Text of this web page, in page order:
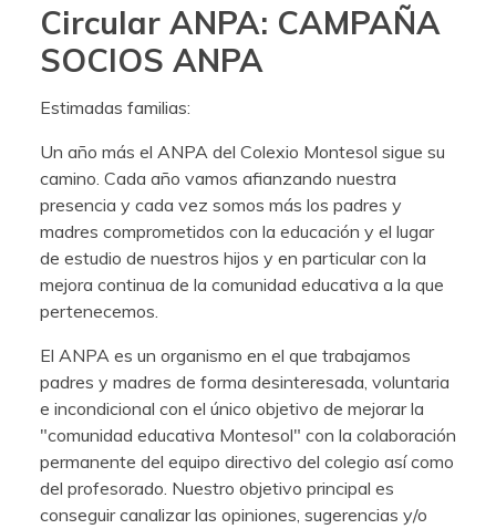
Circular ANPA: CAMPAÑA
SOCIOS ANPA
Estimadas familias:
Un año más el ANPA del Colexio Montesol sigue su
camino. Cada año vamos afianzando nuestra
presencia y cada vez somos más los padres y
madres comprometidos con la educación y el lugar
de estudio de nuestros hijos y en particular con la
mejora continua de la comunidad educativa a la que
pertenecemos.
El ANPA es un organismo en el que trabajamos
padres y madres de forma desinteresada, voluntaria
e incondicional con el único objetivo de mejorar la
"comunidad educativa Montesol" con la colaboración
permanente del equipo directivo del colegio así como
del profesorado. Nuestro objetivo principal es
conseguir canalizar las opiniones, sugerencias y/o